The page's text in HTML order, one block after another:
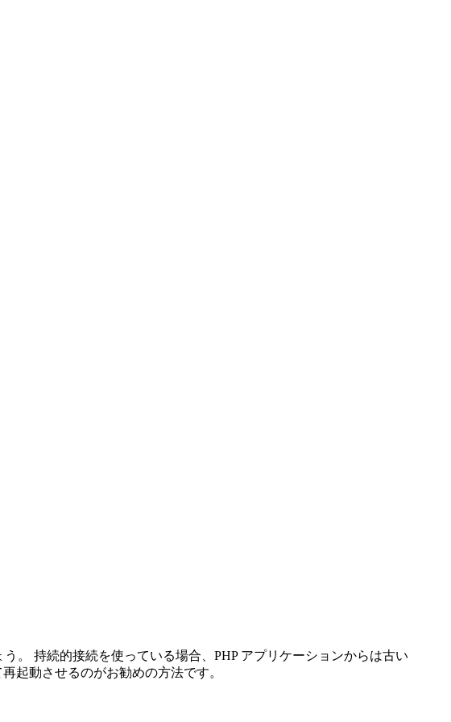
。 持続的接続を使っている場合、PHP アプリケーションからは古い
起動させるのがお勧めの方法です。